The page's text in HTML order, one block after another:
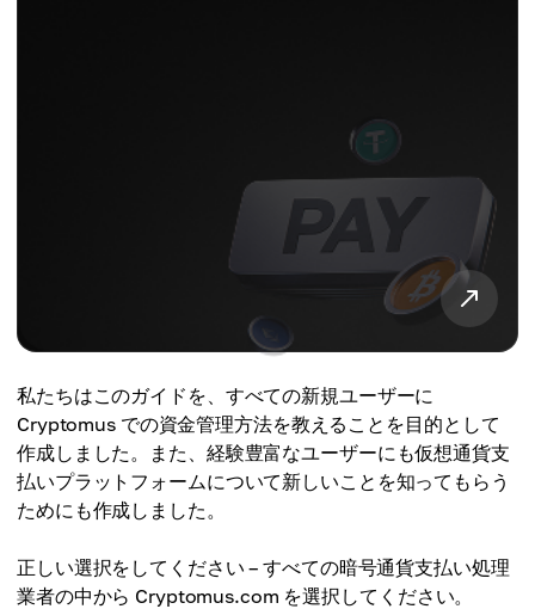
私たちはこのガイドを、すべての新規ユーザーに
Cryptomus での資金管理方法を教えることを目的として
作成しました。また、経験豊富なユーザーにも仮想通貨支
払いプラットフォームについて新しいことを知ってもらう
ためにも作成しました。
正しい選択をしてください – すべての暗号通貨支払い処理
業者の中から Cryptomus.com を選択してください。